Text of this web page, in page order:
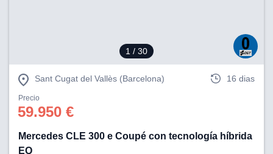
1 / 30
Sant Cugat del Vallès (Barcelona) 16 dias
Precio
59.950 €
Mercedes CLE 300 e Coupé con tecnología híbrida
EQ